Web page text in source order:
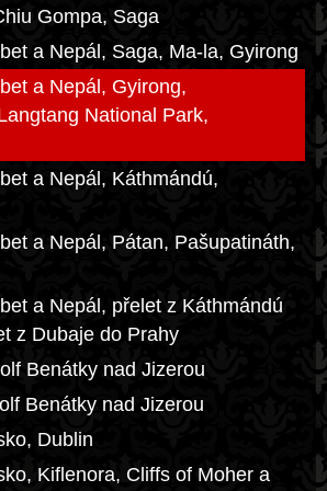
Gompa, Saga
a Nepál, Saga, Ma-la, Gyirong
a Nepál, Gyirong,
National Park,
a Nepál, Káthmándú,
a Nepál, Pátan, Pašupatináth,
a Nepál, přelet z Káthmándú
z Dubaje do Prahy
Benátky nad Jizerou
Benátky nad Jizerou
Dublin
Kiflenora, Cliffs of Moher a